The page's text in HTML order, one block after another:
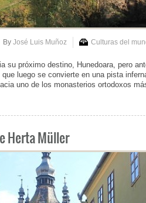
By José Luis Muñoz Culturas del
su próximo destino, Hunedoara, pero
luego se convierte en una pista
uno de los monasterios ortodoxos
Herta Müller